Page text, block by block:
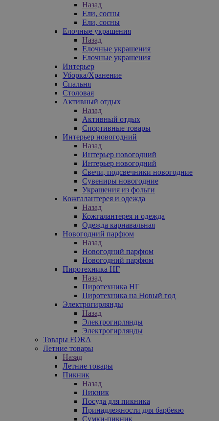
Назад
Ели, сосны
Ели, сосны
Елочные украшения
Назад
Елочные украшения
Елочные украшения
Интерьер
Уборка/Хранение
Спальня
Столовая
Активный отдых
Назад
Активный отдых
Спортивные товары
Интерьер новогодний
Назад
Интерьер новогодний
Интерьер новогодний
Свечи, подсвечники новогодние
Сувениры новогодние
Украшения из фольги
Кожгалантерея и одежда
Назад
Кожгалантерея и одежда
Одежда карнавальная
Новогодний парфюм
Назад
Новогодний парфюм
Новогодний парфюм
Пиротехника НГ
Назад
Пиротехника НГ
Пиротехника на Новый год
Электрогирлянды
Назад
Электрогирлянды
Электрогирлянды
Товары FORA
Летние товары
Назад
Летние товары
Пикник
Назад
Пикник
Посуда для пикника
Принадлежности для барбекю
Сумки-пикник